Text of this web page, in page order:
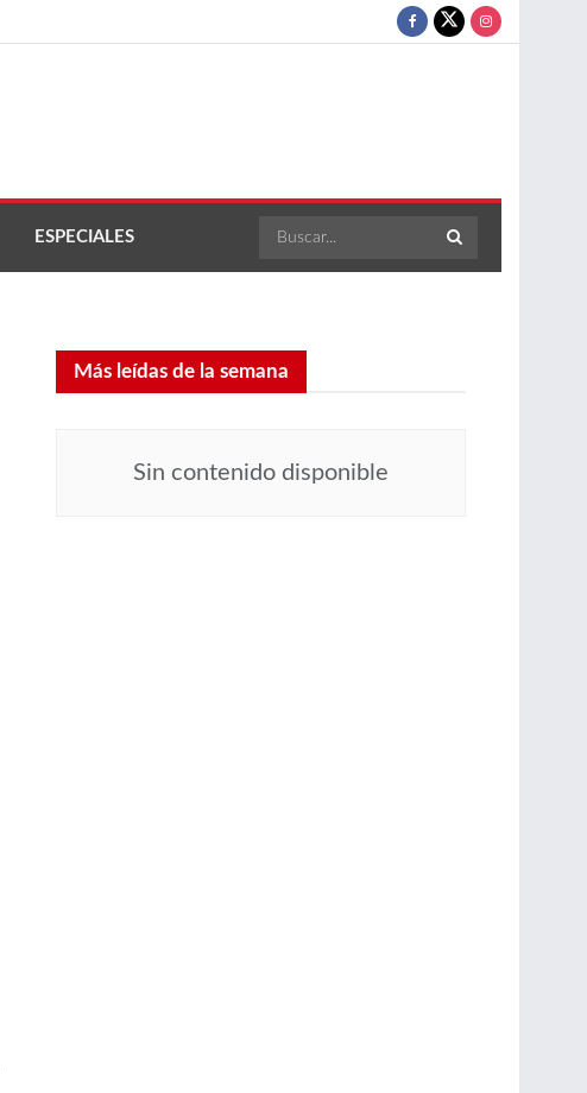
ESPECIALES
Más leídas de la semana
Sin contenido disponible